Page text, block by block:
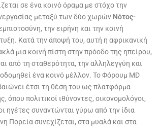
σε ένα κοινό όραμα με στόχο την
μεταξύ των δύο χωρών Νότος-
την ειρήνη και την κοινή
Κατά την άποψή του, αυτή η αφρικανική
μια κοινή πίστη στην πρόοδο της ηπείρου,
από τη σταθερότητα, την αλληλεγγύη και
ένα κοινό μέλλον. Το Φόρουμ MD
έτσι τη θέση του ως πλατφόρμα
όπου πολιτικοί ιθύνοντες, οικονομολόγοι,
ηγέτες συναντώνται γύρω από την ίδια
Πορεία συνεχίζεται, στα μυαλά και στα